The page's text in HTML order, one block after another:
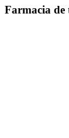
Farmacia de